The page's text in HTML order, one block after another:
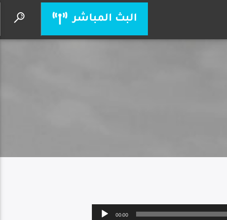
البث المباشر
Audio
00:00